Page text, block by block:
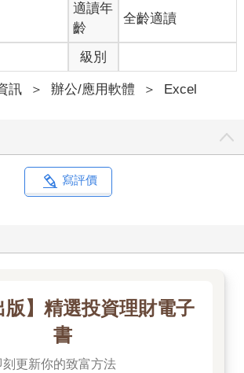
適讀年
齡
全齡適讀
級別
訊 ＞ 辦公/應用軟體 ＞ Excel
寫評價
版】精選投資理財電子
書
更新你的致富方法